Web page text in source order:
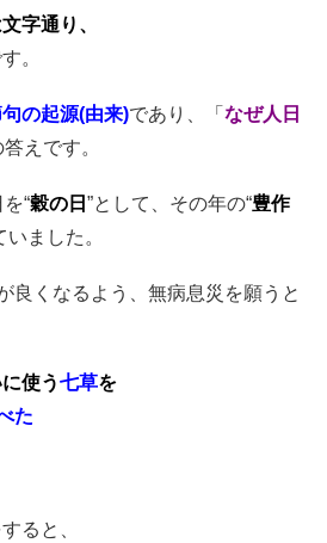
字通り、
。
の起源(由来)であり、「 なぜ人日
答えです。
“穀の日 ”として、その年の“豊作
いました。
良くなるよう、無病息災を願うと
使う七草を
た
ると、